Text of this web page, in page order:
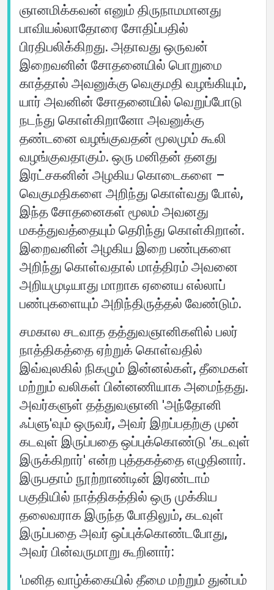
ஞானமிக்கவன் எனும் திருநாமமானது
பாவியல்லாதோரை சோதிப்பதில்
பிரதிபலிக்கிறது. அதாவது ஒருவன்
இறைவனின் சோதனையில் பொறுமை
காத்தால் அவனுக்கு வெகுமதி வழங்கியும்,
யார் அவனின் சோதனையில் வெறுப்போடு
நடந்து கொள்கிறானோ அவனுக்கு
தண்டனை வழங்குவதன் மூலமும் கூலி
வழங்குவதாகும். ஒரு மனிதன் தனது
இரட்சகனின் அழகிய கொடைகளை –
வெகுமதிகளை அறிந்து கொள்வது போல்,
இந்த சோதனைகள் மூலம் அவனது
மகத்துவத்தையும் தெரிந்து கொள்கிறான்.
இறைவனின் அழகிய இறை பண்புகளை
அறிந்து கொள்வதால் மாத்திரம் அவனை
அறியமுடியாது மாறாக ஏனைய எல்லாப்
பண்புகளையும் அறிந்திருத்தல் வேண்டும்.
சமகால சடவாத தத்துவஞானிகளில் பலர்
நாத்திகத்தை ஏற்றுக் கொள்வதில்
இவ்வுலகில் நிகழும் இன்னல்கள், தீமைகள்
மற்றும் வலிகள் பின்னணியாக அமைந்தது.
அவர்களுள் தத்துவஞானி 'அந்தோனி
ஃப்ளு'வும் ஒருவர், அவர் இறப்பதற்கு முன்
கடவுள் இருப்பதை ஒப்புக்கொண்டு 'கடவுள்
இருக்கிறார்' என்ற புத்தகத்தை எழுதினார்.
இருபதாம் நூற்றாண்டின் இரண்டாம்
பகுதியில் நாத்திகத்தில் ஒரு முக்கிய
தலைவராக இருந்த போதிலும், கடவுள்
இருப்பதை அவர் ஒப்புக்கொண்டபோது,
அவர் பின்வருமாறு கூறினார்:
'மனித வாழ்க்கையில் தீமை மற்றும் துன்பம்